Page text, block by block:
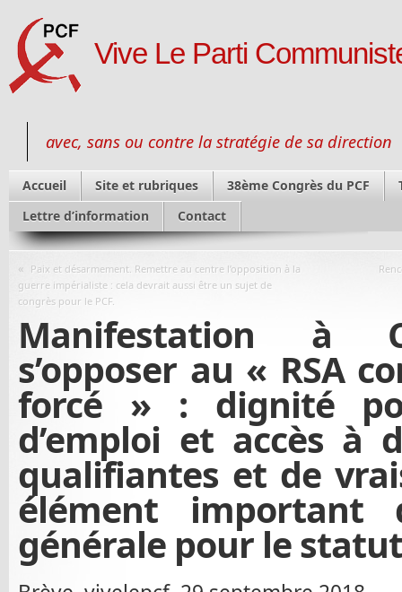
Vive Le Parti
avec, sans ou contre la stratégie de sa direction
Accueil Site et rubriques 38ème Congrès du PCF
Lettre d’information
Contact
« Paix et désarmement. Remettre au centre l’opposition à la
guerre impérialiste : cela devrait aussi être un sujet de
congrès pour le PCF.
Manifestation à
s’opposer au « RSA
forcé » : dignité
d’emploi et accès à
qualifiantes et de
élément important
générale pour le